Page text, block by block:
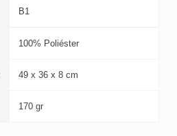
B1
100% Poliéster
49 x 36 x 8 cm
170 gr